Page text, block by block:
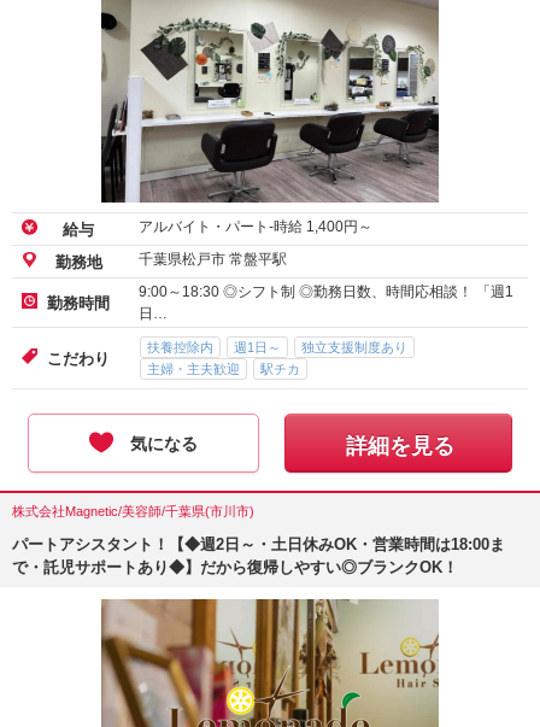
給与 アルバイト・パート-時給 1,400円～
勤務地 千葉県松戸市 常盤平駅
勤務時間
9:00～18:30 ◎シフト制 ◎勤務日数、時間応相談！ 「週1
日…
こだわり
扶養控除内 週1日～
独立支援制度あり
主婦・主夫歓迎
駅チカ
気になる 詳細を見る
株式会社Magnetic/美容師/千葉県(市川市)
パートアシスタント！【◆週2日～・土日休みOK・営業時間は18:00ま
で・託児サポートあり◆】だから復帰しやすい◎ブランクOK！